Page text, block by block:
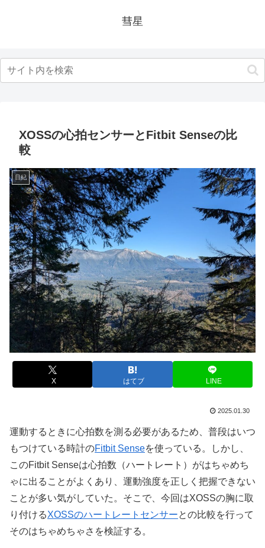
彗星
XOSSの心拍センサーとFitbit Senseの比
較
日紀
X はてブ LINE
2025.01.30
運動するときに心拍数を測る必要があるため、普段はいつ
もつけている時計のFitbit Senseを使っている。しかし、
このFitbit Senseは心拍数（ハートレート）がはちゃめち
ゃに出ることがよくあり、運動強度を正しく把握できない
ことが多い気がしていた。そこで、今回はXOSSの胸に取
り付けるXOSSのハートレートセンサーとの比較を行って
そのはちゃめちゃさを検証する。